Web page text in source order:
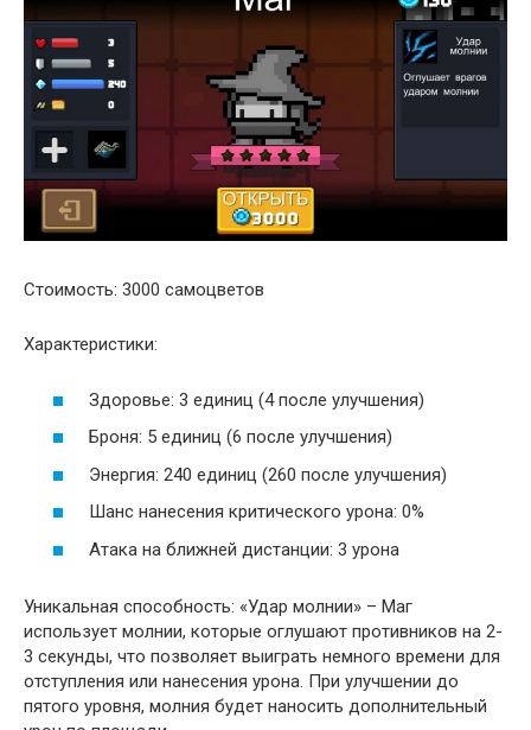
Стоимость: 3000 самоцветов
Характеристики:
Здоровье: 3 единиц (4 после улучшения)
Броня: 5 единиц (6 после улучшения)
Энергия: 240 единиц (260 после улучшения)
Шанс нанесения критического урона: 0%
Атака на ближней дистанции: 3 урона
Уникальная способность: «Удар молнии» – Маг
использует молнии, которые оглушают противников на 2-
3 секунды, что позволяет выиграть немного времени для
отступления или нанесения урона. При улучшении до
пятого уровня, молния будет наносить дополнительный